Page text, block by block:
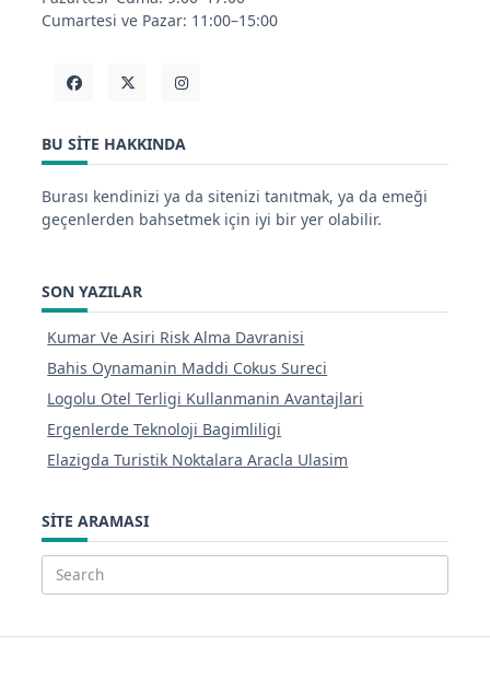
Cumartesi ve Pazar: 11:00–15:00
BU SITE HAKKINDA
Burası kendinizi ya da sitenizi tanıtmak, ya da emeği
geçenlerden bahsetmek için iyi bir yer olabilir.
SON YAZILAR
Kumar Ve Asiri Risk Alma Davranisi
Bahis Oynamanin Maddi Cokus Sureci
Logolu Otel Terligi Kullanmanin Avantajlari
Ergenlerde Teknoloji Bagimliligi
Elazigda Turistik Noktalara Aracla Ulasim
SITE ARAMASI
Search